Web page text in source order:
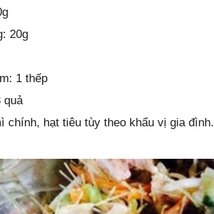
20g
1 thếp
quả
chính, hạt tiêu tùy theo khẩu vị gia đình.